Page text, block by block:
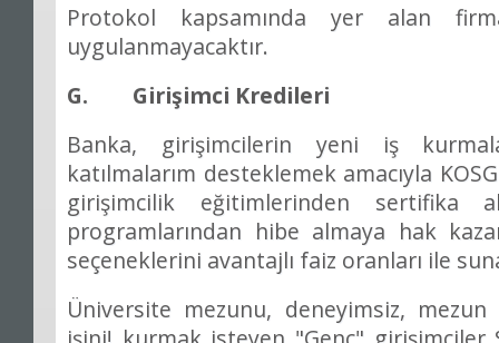
Protokol kapsamında yer alan
uygulanmayacaktır.
G. Girişimci Kredileri
Banka, girişimcilerin yeni iş
katılmalarım desteklemek amacıyla
girişimcilik eğitimlerinden sertifika
programlarından hibe almaya hak
seçeneklerini avantajlı faiz oranları ile
Üniversite mezunu, deneyimsiz, mezun